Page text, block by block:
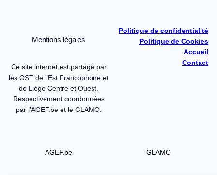
Mentions légales
Ce site internet est partagé par
les OST de l’Est Francophone et
de Liège Centre et Ouest.
Respectivement coordonnées
par l’AGEF.be et le GLAMO.
Politique de confidentialité
Politique de Cookies
Accueil
Contact
AGEF.be GLAMO